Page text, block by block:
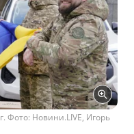
Фото: Новини.LIVE, Игорь